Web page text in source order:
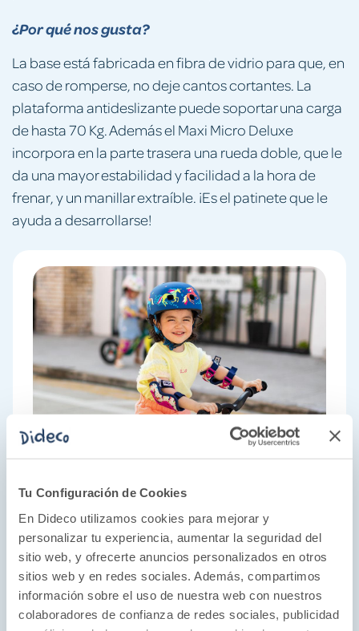
Tu Configuración de Cookies
En Dideco utilizamos cookies para mejorar y
personalizar tu experiencia, aumentar la seguridad del
sitio web, y ofrecerte anuncios personalizados en otros
sitios web y en redes sociales. Además, compartimos
información sobre el uso de nuestra web con nuestros
colaboradores de confianza de redes sociales, publicidad
¿Por qué nos gusta?
La base está fabricada en fibra de vidrio para que, en
caso de romperse, no deje cantos cortantes. La
plataforma antideslizante puede soportar una carga
de hasta 70 Kg. Además el Maxi Micro Deluxe
incorpora en la parte trasera una rueda doble, que le
da una mayor estabilidad y facilidad a la hora de
frenar, y un manillar extraíble. ¡Es el patinete que le
ayuda a desarrollarse!